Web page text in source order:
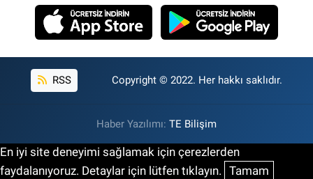
RSS Copyright © 2022. Her hakkı saklıdır.
Haber Yazılımı: TE Bilişim
En iyi site deneyimi sağlamak için çerezlerden
faydalanıyoruz. Detaylar için lütfen tıklayın. Tamam